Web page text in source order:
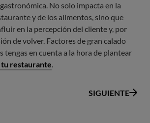
No solo impacta en la
y de los alimentos, sino que
en la percepción del cliente y, por
de volver. Factores de gran calado
tengas en cuenta a la hora de plantear
restaurante.
SIGUIENTE